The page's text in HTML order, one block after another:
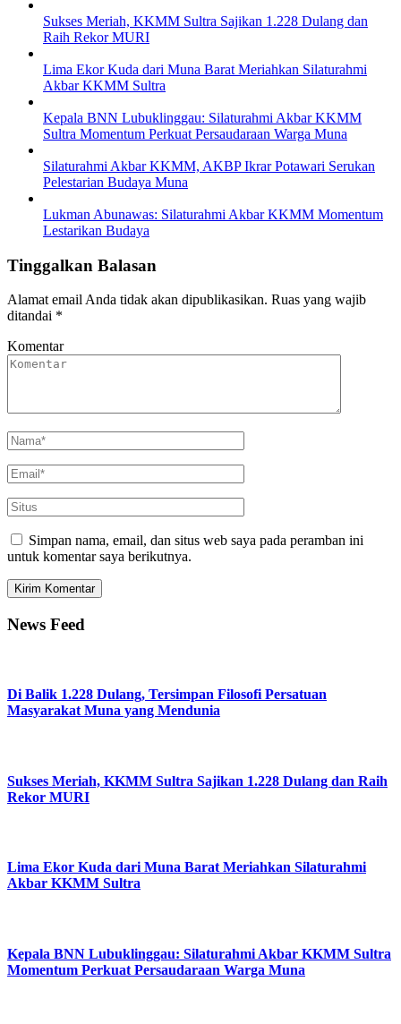
Sukses Meriah, KKMM Sultra Sajikan 1.228 Dulang dan
Raih Rekor MURI
Lima Ekor Kuda dari Muna Barat Meriahkan Silaturahmi
Akbar KKMM Sultra
Kepala BNN Lubuklinggau: Silaturahmi Akbar KKMM
Sultra Momentum Perkuat Persaudaraan Warga Muna
Silaturahmi Akbar KKMM, AKBP Ikrar Potawari Serukan
Pelestarian Budaya Muna
Lukman Abunawas: Silaturahmi Akbar KKMM Momentum
Lestarikan Budaya
Tinggalkan Balasan
Alamat email Anda tidak akan dipublikasikan. Ruas yang wajib
ditandai *
Komentar
Simpan nama, email, dan situs web saya pada peramban ini
untuk komentar saya berikutnya.
News Feed
Di Balik 1.228 Dulang, Tersimpan Filosofi Persatuan
Masyarakat Muna yang Mendunia
Sukses Meriah, KKMM Sultra Sajikan 1.228 Dulang dan Raih
Rekor MURI
Lima Ekor Kuda dari Muna Barat Meriahkan Silaturahmi
Akbar KKMM Sultra
Kepala BNN Lubuklinggau: Silaturahmi Akbar KKMM Sultra
Momentum Perkuat Persaudaraan Warga Muna